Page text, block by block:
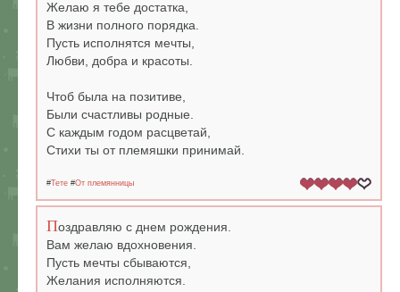
Желаю я тебе достатка,
В жизни полного порядка.
Пусть исполнятся мечты,
Любви, добра и красоты.
Чтоб была на позитиве,
Были счастливы родные.
С каждым годом расцветай,
Стихи ты от племяшки принимай.
#Тете #От племянницы
Поздравляю с днем рождения.
Вам желаю вдохновения.
Пусть мечты сбываются,
Желания исполняются.